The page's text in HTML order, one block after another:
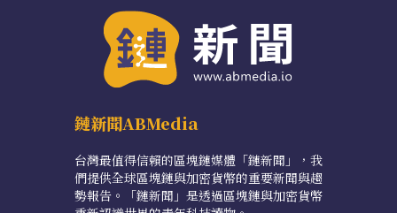
鏈新聞ABMedia
台灣最值得信賴的區塊鏈媒體「鏈新聞」，我
們提供全球區塊鏈與加密貨幣的重要新聞與趨
勢報告。「鏈新聞」是透過區塊鏈與加密貨幣